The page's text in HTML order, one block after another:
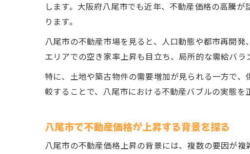
します。大阪府八尾市でも近年、不動産価格の高騰
ります。
八尾市の不動産市場を見ると、人口動態や都市再開
エリアでの空き家率上昇も目立ち、局所的な需給バラ
特に、土地や築古物件の需要増加が見られる一方で
較することで、八尾市における不動産バブルの実態を
八尾市で不動産価格が上昇する背景を探る
八尾市の不動産価格上昇の背景には、複数の要因が